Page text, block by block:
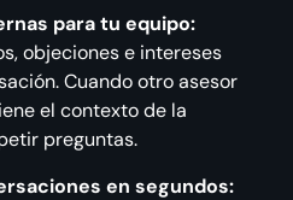
para tu equipo:
objeciones e intereses
Cuando otro asesor
el contexto de la
preguntas.
en segundos: